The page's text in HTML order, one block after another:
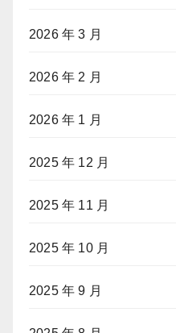
2026 年 3 月
2026 年 2 月
2026 年 1 月
2025 年 12 月
2025 年 11 月
2025 年 10 月
2025 年 9 月